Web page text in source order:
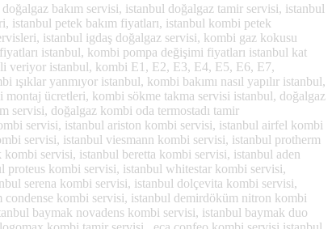
bakım servisi, istanbul doğalgaz tamir servisi, istanbul
istanbul petek bakım fiyatları, istanbul kombi petek
istanbul igdaş doğalgaz servisi, kombi gaz kokusu
istanbul, kombi pompa değişimi fiyatları istanbul kat
veriyor istanbul, kombi E1, E2, E3, E4, E5, E6, E7,
yanmıyor istanbul, kombi bakımı nasıl yapılır istanbul,
montaj ücretleri, kombi sökme takma servisi istanbul, doğalgaz
servisi, doğalgaz kombi oda termostadı tamir
servisi, istanbul ariston kombi servisi, istanbul airfel kombi
servisi, istanbul viesmann kombi servisi, istanbul protherm
servisi, istanbul beretta kombi servisi, istanbul aden
kombi servisi, istanbul whitestar kombi servisi,
serena kombi servisi, istanbul dolçevita kombi servisi,
kombi servisi, istanbul demirdöküm nitron kombi
baymak novadens kombi servisi, istanbul baymak duo